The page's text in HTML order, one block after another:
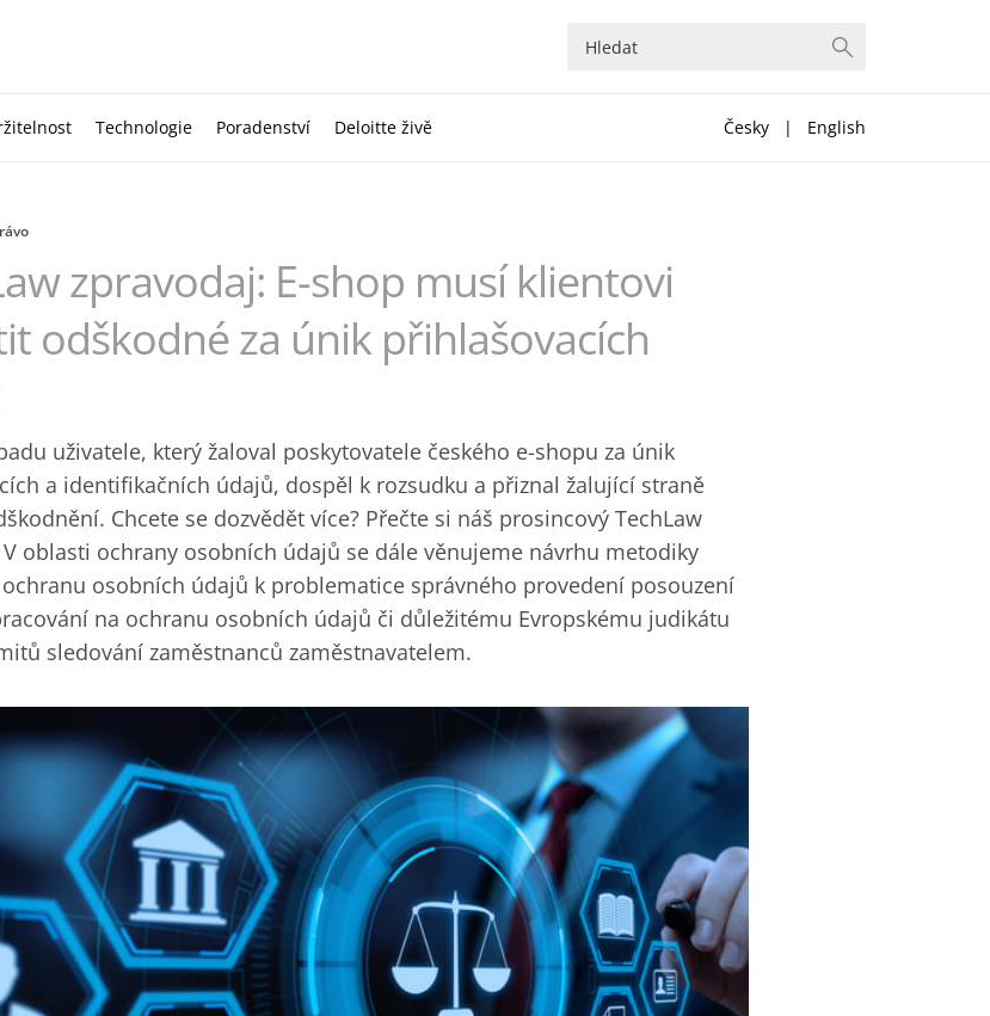
Technologie Poradenství Deloitte živě Česky | English
zpravodaj: E-shop musí klientovi
odškodné za únik přihlašovacích
uživatele, který žaloval poskytovatele českého e-shopu za únik
a identifikačních údajů, dospěl k rozsudku a přiznal žalující straně
Chcete se dozvědět více? Přečte si náš prosincový TechLaw
oblasti ochrany osobních údajů se dále věnujeme návrhu metodiky
osobních údajů k problematice správného provedení posouzení
na ochranu osobních údajů či důležitému Evropskému judikátu
sledování zaměstnanců zaměstnavatelem.